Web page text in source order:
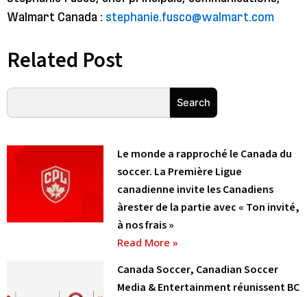
Walmart Canada : stephanie.fusco@walmart.com
Related Post
Rechercher
Search
Le monde a rapproché le Canada du
soccer. La Première Ligue
canadienne invite les Canadiens
àrester de la partie avec « Ton invité,
à nos frais »
Read More »
Canada Soccer, Canadian Soccer
Media & Entertainment réunissent BC